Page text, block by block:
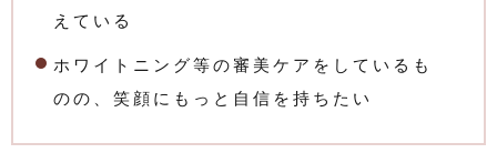
えている
ホワイトニング等の審美ケアをしているも
のの、笑顔にもっと自信を持ちたい